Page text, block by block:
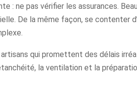
: ne pas vérifier les assurances.
De la même façon, se contenter
qui promettent des délais
la ventilation et la